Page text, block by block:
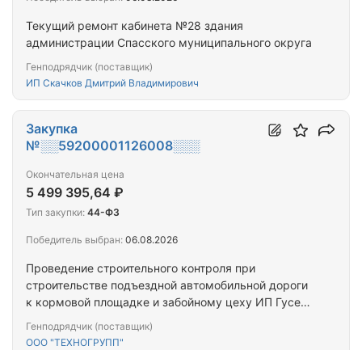
Текущий ремонт кабинета №28 здания
администрации Спасского муниципального округа
Генподрядчик (поставщик)
ИП Скачков Дмитрий Владимирович
Проведение строительного контроля при
строительстве подъездной автомобильной дороги
к кормовой площадке и забойному цеху ИП Гусев
зернохранилищу ИП Гусев Е.А. в селе Черная
Генподрядчик (поставщик)
ООО "ТЕХНОГРУПП"
Закупка
№░░59200001126008░░░
Окончательная цена
5 499 395,64 ₽
Тип закупки: 44-ФЗ
Победитель выбран: 06.08.2026